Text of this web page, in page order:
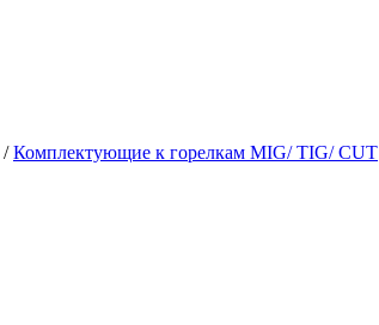
/ Комплектующие к горелкам MIG/ TIG/ CUT